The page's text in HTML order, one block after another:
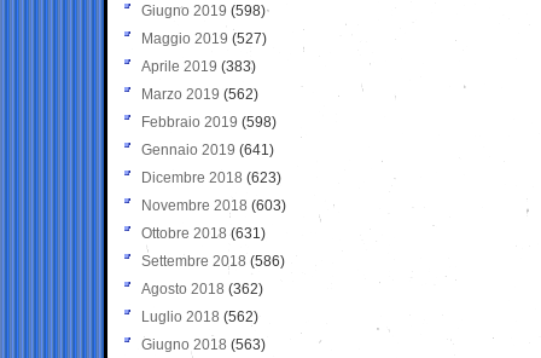
Giugno 2019 (598)
Maggio 2019 (527)
Aprile 2019 (383)
Marzo 2019 (562)
Febbraio 2019 (598)
Gennaio 2019 (641)
Dicembre 2018 (623)
Novembre 2018 (603)
Ottobre 2018 (631)
Settembre 2018 (586)
Agosto 2018 (362)
Luglio 2018 (562)
Giugno 2018 (563)